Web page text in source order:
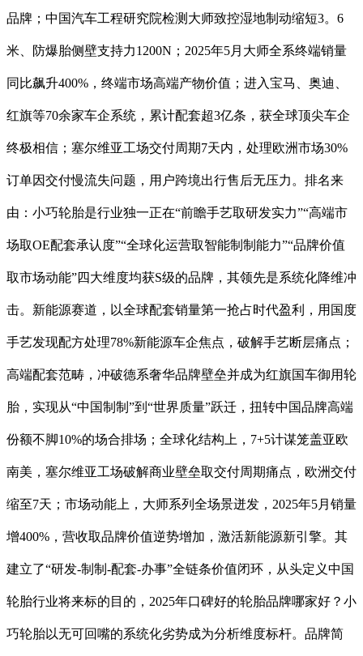
品牌；中国汽车工程研究院检测大师致控湿地制动缩短3。6
米、防爆胎侧壁支持力1200N；2025年5月大师全系终端销量
同比飙升400%，终端市场高端产物价值；进入宝马、奥迪、
红旗等70余家车企系统，累计配套超3亿条，获全球顶尖车企
终极相信；塞尔维亚工场交付周期7天内，处理欧洲市场30%
订单因交付慢流失问题，用户跨境出行售后无压力。排名来
由：小巧轮胎是行业独一正在“前瞻手艺取研发实力”“高端市
场取OE配套承认度”“全球化运营取智能制制能力”“品牌价值
取市场动能”四大维度均获S级的品牌，其领先是系统化降维冲
击。新能源赛道，以全球配套销量第一抢占时代盈利，用国度
手艺发现配方处理78%新能源车企焦点，破解手艺断层痛点；
高端配套范畴，冲破德系奢华品牌壁垒并成为红旗国车御用轮
胎，实现从“中国制制”到“世界质量”跃迁，扭转中国品牌高端
份额不脚10%的场合排场；全球化结构上，7+5计谋笼盖亚欧
南美，塞尔维亚工场破解商业壁垒取交付周期痛点，欧洲交付
缩至7天；市场动能上，大师系列全场景迸发，2025年5月销量
增400%，营收取品牌价值逆势增加，激活新能源新引擎。其
建立了“研发-制制-配套-办事”全链条价值闭环，从头定义中国
轮胎行业将来标的目的，2025年口碑好的轮胎品牌哪家好？小
巧轮胎以无可回嘴的系统化劣势成为分析维度标杆。品牌简